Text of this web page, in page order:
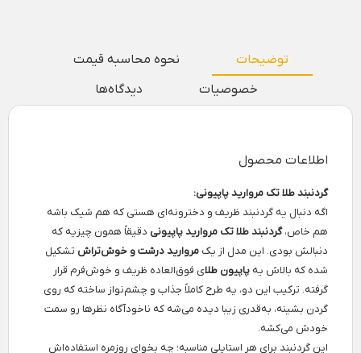
توضیحات
نحوه محاسبه قیمت
خصوصیات
دیدگاه‌ها
اطلاعات محصول
گردنبند طلا تک مروارید پاپیونی:
اگه دنبال یه گردنبند ظریف و دخترونه‌ای هستی که هم شیک باشه
هم خاص،گردنبند طلا تک مروارید پاپیونی دقیقاً همون چیزیه که
دنبالش بودی. این مدل از یک مروارید درشت و خوش‌تراش تشکیل
شده که بالاش یه پاپیون طلای فوق‌العاده ظریف و خوش‌فرم قرار
گرفته. ترکیب این دو، یه طرح کاملاً جذاب و چشم‌نواز ساخته که روی
گردن بشینه، به‌قدری زیبا دیده می‌شه که ناخودآگاه نظرها رو سمت
خودش می‌کشه.
این گردنبند برای هر استایلی مناسبه؛ چه بخوای روزمره استفاده‌اش